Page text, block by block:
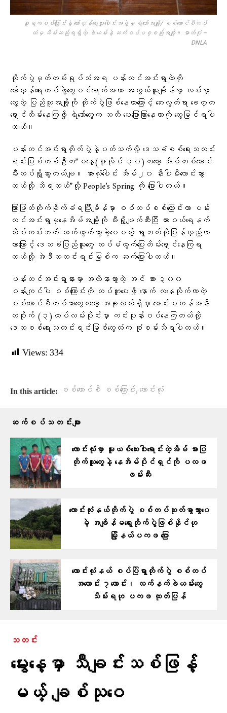
ဒူရကစစ်ကြောင်းနဲ့ တော်လှန်ရေးပူးပေါင်းအဖွဲ့မှ ရဲဘော်အချို့/ စစ်ကောင်စီတပ်
ထံမှ သိမ်းဆည်းရရှိတဲ့ ခဲယမ်းနဲ့ ဆက်စပ်ပစ္စည်းအချို့။ ဓာတ်ပုံ –
DNLA
တိုက်ပွဲမှတ်တမ်းရုပ်သံအရ ပန်းတင်အင်းရွာထဲကို
တော်လှန်ရေးတပ်ဖွဲ့တွေဝင်ရောက်အကာ အကွယ်ယူချိန်မှာ လမ်းမှာ
တွေ့တဲ့ ပြည်သူအချို့ကို တိုက်ပွဲဖြစ်နေတာကြောင့် ဘေးလွတ်ရာ ခေတ္တ
ရှောင်တိမ်းနေကြဖို့ ရဲဘော်တွေက သတိ ပေးပြောကြားနေတာကို တွေ့မြင်ရပါ
တယ်။
ပန်းတင်အင်းရွာတိုက်ပွဲနဲ့ပတ်သက်လို့ ဒေသခံစစ်ရေးသတင်း
ရင်းမြစ်တစ်ဦးက”မနေ့(ဇူလိုင် ၃၀)ကတော့ အိမ်တစ်ဆောင်
မီးထပ်ရှို့သွားတယ်ဗျ။ အားလုံးပေါင်း အိမ်၂၀ နီးပါးမီးလောင်းသွား
တယ်လို့ သိရတယ်”လို့ People’s Spring ကို ပြောပါတယ်။
ကြားဖြတ်တိုက်ခိုက်ခံရပြီးချိန်မှာ စစ်တပ်စစ်ကြောင်းဟာ ပန်း
တင်အင်းရွာမှနေအိမ်အချို့ကို မီးရှို့ဖျက်ဆီးပြီး ထားဝယ်ရေနက်
ဆိပ်ကမ်းဘက် ဆက်ထွက်သွားခဲ့ပေမယ့် ရွာဘက်ကိုပြန်လှည့်လာ
တာကြောင့် ဒေသခံပြည်သူတွေ ထပ်မံထွက်ပြေးတိမ်းရှောင်နေကြရ
တယ်လို့ အဲဒီသတင်းရင်းမြစ်က ဆက်ပြောပါတယ်။
ပန်းတင်အင်းရွာနားမှာ အထိနာသွားတဲ့ အင် အား ၃၀၀
ဝန်းကျင်ပါ စစ်ကြောင်းကို တပ်ကူပေးဖို့ နောက် ကနေလိုက်လာတဲ့
စစ်ကောင်စီတပ်သားတွေကတော့ အခုလက်ရှိမှာ မောင်းမကန်အနီး
တဝိုက် (၃)ထပ်လမ်းပိုင်းမှာ ကင်းပုန်းဝပ်နေကြတယ်လို့
ဒေသစစ်ရေးသတင်းရင်းမြစ်တွေထံက စုံစမ်းသိရပါတယ်။
Views: 334
In this article: စစ်ကောင်စီ စစ်ကြောင်း, လောင်းလုံး
ဆက်စပ်သတင်းများ
လောင်းလုံးမှာ မူးယစ်ဆေးဝါးရောင်းတဲ့အိမ် ဓားပြ
တိုက်သူတွေနဲ့ နေအိမ်ပိုင်ရှင်ကို ပလဖ
ဖမ်းဆီး
လောင်းလုံးနယ်တိုက်ပွဲ စစ်တပ်ဆုတ်ခွာသွားပေ
မဲ့ အချိန်မရွေးတိုက်ပွဲဖြစ်နိုင်ဟု
မြို့နယ်ပကဖ ပြော
လောင်းလုံးနယ် စပ်ပြဲရွာတိုက်ပွဲ စစ်တပ်
အလောင်း ၇လောင်း၊ လက်နက်ခဲယမ်းတွေ
သိမ်းရဟု ပကဖ ထုတ်ပြန်
သတင်း
မွေးနေ့မှာ သီချင်းသစ်ဖြန့်
မယ့် ချစ်သုဝေ